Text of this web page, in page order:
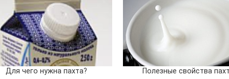
Для чего нужна пахта? Полезные свойства